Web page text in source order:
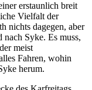
erstaunlich breit
Vielfalt der
nichts dagegen, aber
Syke. Es muss,
meist
Fahren, wohin
herum.